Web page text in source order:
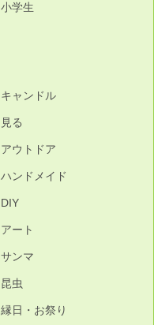
小学生
キャンドル
見る
アウトドア
ハンドメイド
DIY
アート
サンマ
昆虫
縁日・お祭り